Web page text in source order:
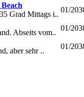
Grad Mittags i..
01/
Abseits vom..
01/
aber sehr ..
01/